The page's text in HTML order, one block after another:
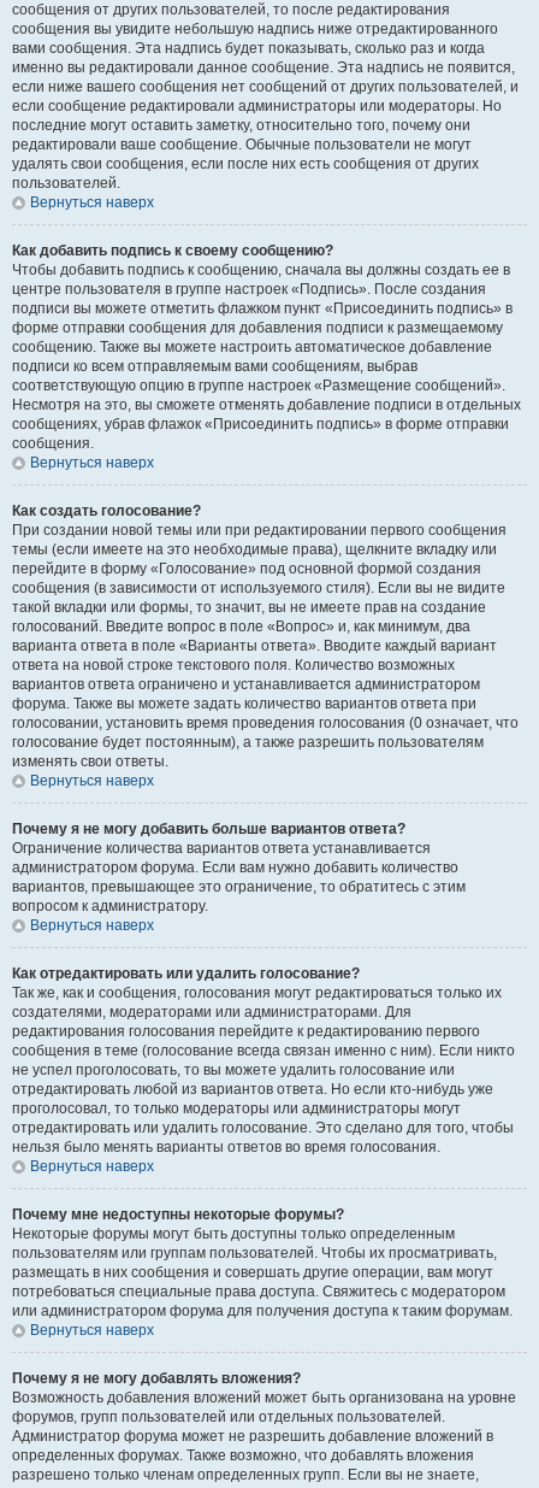
сообщения от других пользователей, то после редактирования
сообщения вы увидите небольшую надпись ниже отредактированного
вами сообщения. Эта надпись будет показывать, сколько раз и когда
именно вы редактировали данное сообщение. Эта надпись не появится,
если ниже вашего сообщения нет сообщений от других пользователей, и
если сообщение редактировали администраторы или модераторы. Но
последние могут оставить заметку, относительно того, почему они
редактировали ваше сообщение. Обычные пользователи не могут
удалять свои сообщения, если после них есть сообщения от других
пользователей.
Вернуться наверх
Как добавить подпись к своему сообщению?
Чтобы добавить подпись к сообщению, сначала вы должны создать ее в
центре пользователя в группе настроек «Подпись». После создания
подписи вы можете отметить флажком пункт «Присоединить подпись» в
форме отправки сообщения для добавления подписи к размещаемому
сообщению. Также вы можете настроить автоматическое добавление
подписи ко всем отправляемым вами сообщениям, выбрав
соответствующую опцию в группе настроек «Размещение сообщений».
Несмотря на это, вы сможете отменять добавление подписи в отдельных
сообщениях, убрав флажок «Присоединить подпись» в форме отправки
сообщения.
Вернуться наверх
Как создать голосование?
При создании новой темы или при редактировании первого сообщения
темы (если имеете на это необходимые права), щелкните вкладку или
перейдите в форму «Голосование» под основной формой создания
сообщения (в зависимости от используемого стиля). Если вы не видите
такой вкладки или формы, то значит, вы не имеете прав на создание
голосований. Введите вопрос в поле «Вопрос» и, как минимум, два
варианта ответа в поле «Варианты ответа». Вводите каждый вариант
ответа на новой строке текстового поля. Количество возможных
вариантов ответа ограничено и устанавливается администратором
форума. Также вы можете задать количество вариантов ответа при
голосовании, установить время проведения голосования (0 означает, что
голосование будет постоянным), а также разрешить пользователям
изменять свои ответы.
Вернуться наверх
Почему я не могу добавить больше вариантов ответа?
Ограничение количества вариантов ответа устанавливается
администратором форума. Если вам нужно добавить количество
вариантов, превышающее это ограничение, то обратитесь с этим
вопросом к администратору.
Вернуться наверх
Как отредактировать или удалить голосование?
Так же, как и сообщения, голосования могут редактироваться только их
создателями, модераторами или администраторами. Для
редактирования голосования перейдите к редактированию первого
сообщения в теме (голосование всегда связан именно с ним). Если никто
не успел проголосовать, то вы можете удалить голосование или
отредактировать любой из вариантов ответа. Но если кто-нибудь уже
проголосовал, то только модераторы или администраторы могут
отредактировать или удалить голосование. Это сделано для того, чтобы
нельзя было менять варианты ответов во время голосования.
Вернуться наверх
Почему мне недоступны некоторые форумы?
Некоторые форумы могут быть доступны только определенным
пользователям или группам пользователей. Чтобы их просматривать,
размещать в них сообщения и совершать другие операции, вам могут
потребоваться специальные права доступа. Свяжитесь с модератором
или администратором форума для получения доступа к таким форумам.
Вернуться наверх
Почему я не могу добавлять вложения?
Возможность добавления вложений может быть организована на уровне
форумов, групп пользователей или отдельных пользователей.
Администратор форума может не разрешить добавление вложений в
определенных форумах. Также возможно, что добавлять вложения
разрешено только членам определенных групп. Если вы не знаете,